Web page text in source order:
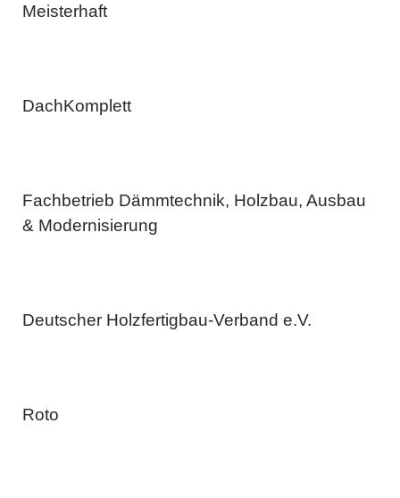
Meisterhaft
DachKomplett
Fachbetrieb Dämmtechnik, Holzbau, Ausbau
& Modernisierung
Deutscher Holzfertigbau-Verband e.V.
Roto